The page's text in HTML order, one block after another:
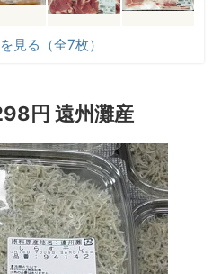
見る（全7枚）
円 遠州灘産